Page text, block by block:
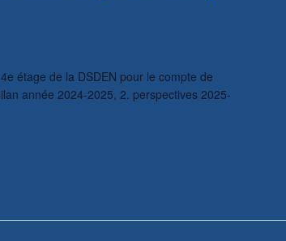
étage de la DSDEN pour le compte de
année 2024-2025, 2. perspectives 2025-